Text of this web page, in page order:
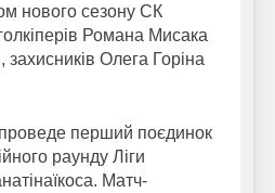
нового сезону СК
Романа Мисака
Олега Горіна
перший поєдинок
раунду Ліги
Матч-